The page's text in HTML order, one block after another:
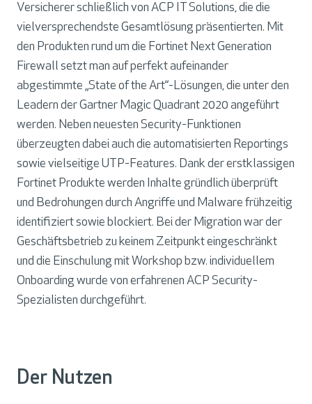
Versicherer schließlich von ACP IT Solutions, die die
vielversprechendste Gesamtlösung präsentierten. Mit
den Produkten rund um die Fortinet Next Generation
Firewall setzt man auf perfekt aufeinander
abgestimmte „State of the Art“-Lösungen, die unter den
Leadern der Gartner Magic Quadrant 2020 angeführt
werden. Neben neuesten Security-Funktionen
überzeugten dabei auch die automatisierten Reportings
sowie vielseitige UTP-Features. Dank der erstklassigen
Fortinet Produkte werden Inhalte gründlich überprüft
und Bedrohungen durch Angriffe und Malware frühzeitig
identifiziert sowie blockiert. Bei der Migration war der
Geschäftsbetrieb zu keinem Zeitpunkt eingeschränkt
und die Einschulung mit Workshop bzw. individuellem
Onboarding wurde von erfahrenen ACP Security-
Spezialisten durchgeführt.
Der Nutzen